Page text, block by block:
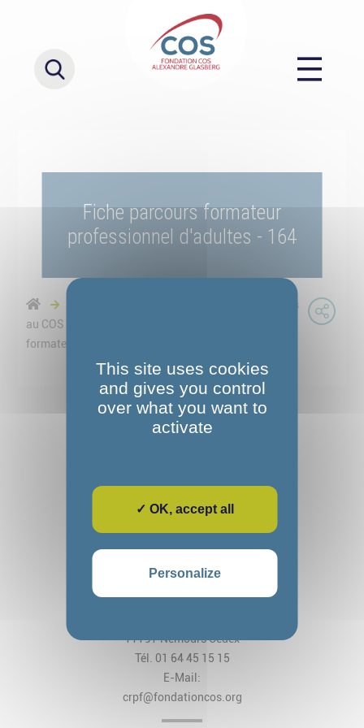
Fiche parcours formateur
professionnel d'adultes - 164
Formation Formateur Professionnel d’Adultes
au COS CRPF - Parcours mixte
formateur professionnel d'adultes - 164
Cos CRPF Nanteau
2, rue des Arches
77797 Nemours Cedex
Tél. 01 64 45 15 15
E-Mail:
crpf@fondationcos.org
This site uses cookies
and gives you control
over what you want to
activate
✓ OK, accept all
Personalize